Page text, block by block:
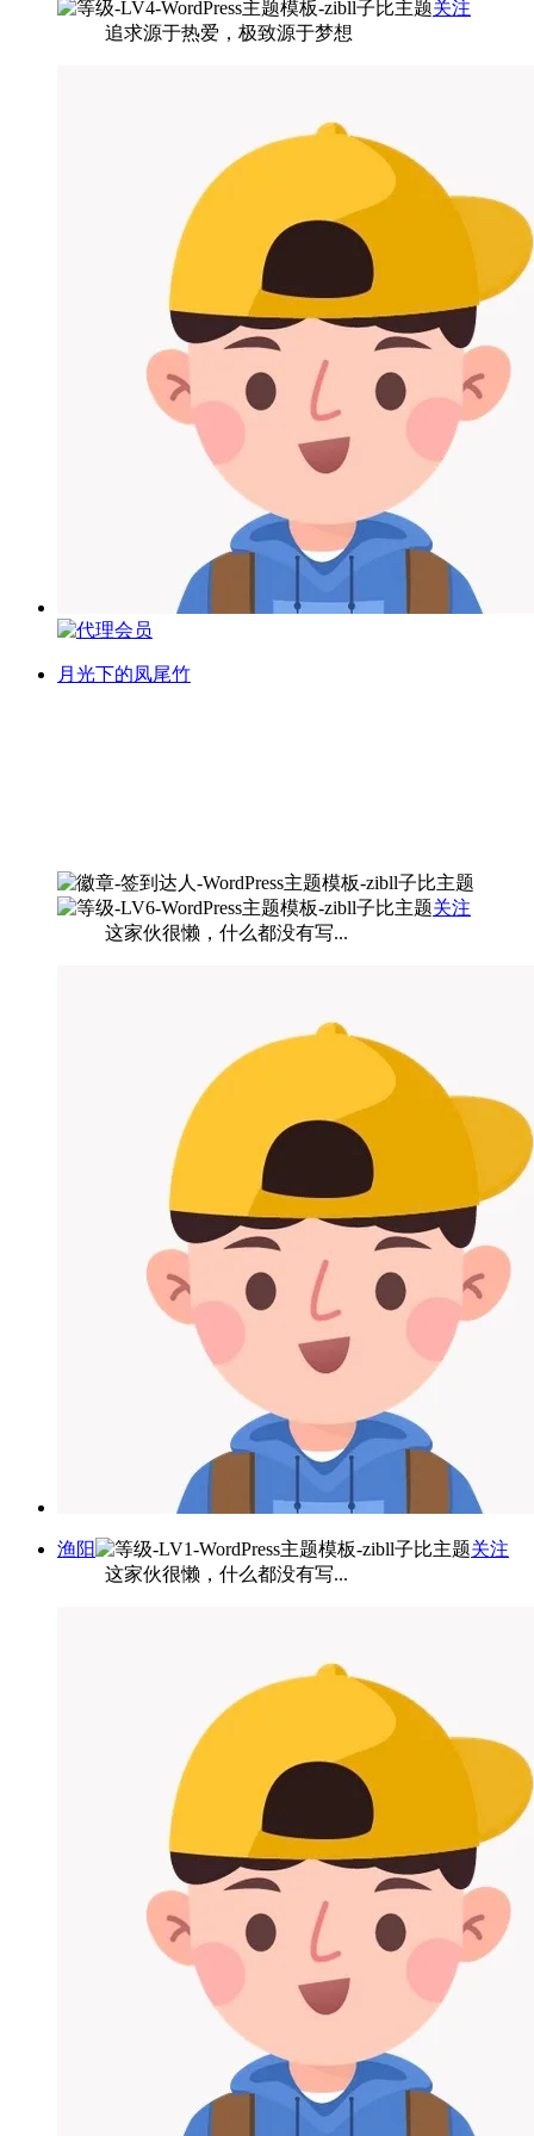
关注
追求源于热爱，极致源于梦想
月光下的凤尾竹
关注
这家伙很懒，什么都没有写...
渔阳
关注
这家伙很懒，什么都没有写...